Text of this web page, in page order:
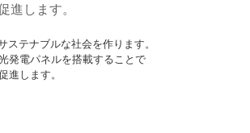
進します。
テナブルな社会を作ります。
発電パネルを搭載することで
進します。